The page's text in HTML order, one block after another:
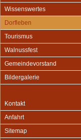
Wissenswertes
Dorfleben
Tourismus
Walnussfest
Gemeindevorstand
Bildergalerie
Kontakt
Anfahrt
Sitemap